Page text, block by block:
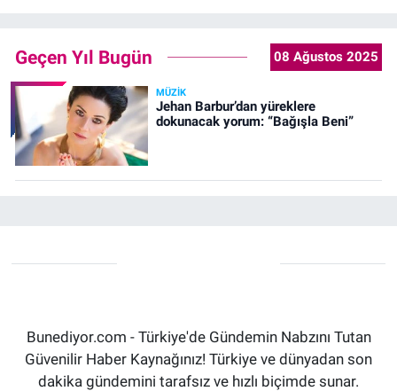
Geçen Yıl Bugün 08 Ağustos 2025
MÜZIK
Jehan Barbur’dan yüreklere
dokunacak yorum: “Bağışla Beni”
Bunediyor.com - Türkiye'de Gündemin Nabzını Tutan
Güvenilir Haber Kaynağınız! Türkiye ve dünyadan son
dakika gündemini tarafsız ve hızlı biçimde sunar.